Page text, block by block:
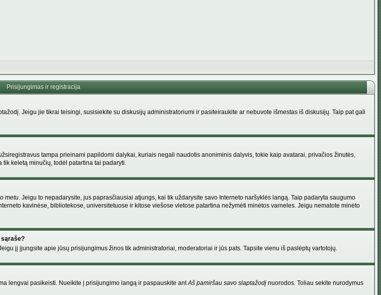
Prisijungimas ir registracija
Jeigu jie tikrai teisingi, susisiekite su diskusijų administratoriumi ir pasiteiraukite ar nebuvote išmestas iš diskusijų. Taip pat gali
tampa prieinami papildomi dalykai, kuriais negali naudotis anoniminis dalyvis, tokie kaip avatarai, privačios žinutės,
keletą minučių, todėl patartina tai padaryti.
metu. Jeigu to nepadarysite, jus paprasčiausiai atjungs, kai tik uždarysite savo Interneto naršyklės langą. Taip padaryta saugumo
kavinėse, bibliotekose, universitetuose ir kitose viešose vietose patartina nežymėti minėtos varneles. Jeigu nematote minėto
sąraše?
jį įjungsite apie jūsų prisijungimus žinos tik administratoriai, moderatoriai ir jūs pats. Tapsite vienu iš paslėptų vartotojų.
lengvai pasikeisti. Nueikite į prisijungimo langą ir paspauskite antAš pamiršau savo slaptažodį nuorodos. Toliau sekite nurodymus